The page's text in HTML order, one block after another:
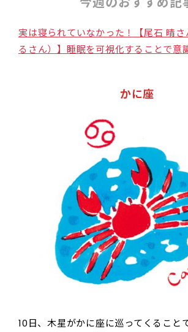
実は寝られていなかった！【尾石 晴
るさん）】睡眠を可視化することで意
かに座
10日、木星がかに座に巡ってくること